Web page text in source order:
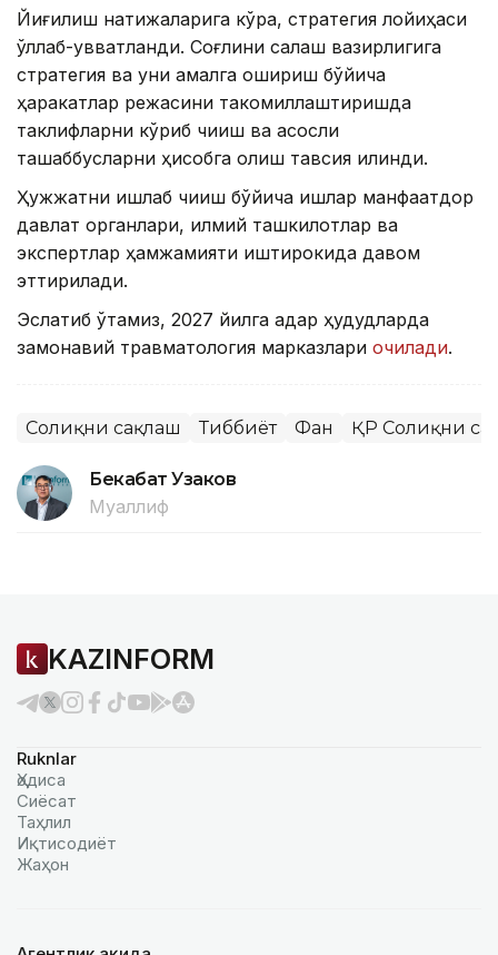
Йиғилиш натижаларига кўра, стратегия лойиҳаси
қўллаб-қувватланди. Соғлиқни сақлаш вазирлигига
стратегия ва уни амалга ошириш бўйича
ҳаракатлар режасини такомиллаштиришда
таклифларни кўриб чиқиш ва асосли
ташаббусларни ҳисобга олиш тавсия қилинди.
Ҳужжатни ишлаб чиқиш бўйича ишлар манфаатдор
давлат органлари, илмий ташкилотлар ва
экспертлар ҳамжамияти иштирокида давом
эттирилади.
Эслатиб ўтамиз, 2027 йилга қадар ҳудудларда
замонавий травматология марказлари очилади.
Соғлиқни сақлаш Тиббиёт Фан ҚР Соғлиқни
Бекабат Узаков
Муаллиф
KAZINFORM
Ruknlar
Ҳодиса
Сиёсат
Таҳлил
Иқтисодиёт
Жаҳон